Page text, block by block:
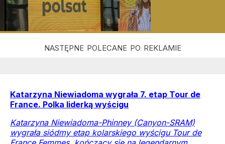
Katarzyna Niewiadoma wygrała 7. etap Tour de
France. Polka liderką wyścigu
Katarzyna Niewiadoma-Phinney (Canyon-SRAM)
wygrała siódmy etap kolarskiego wyścigu Tour de